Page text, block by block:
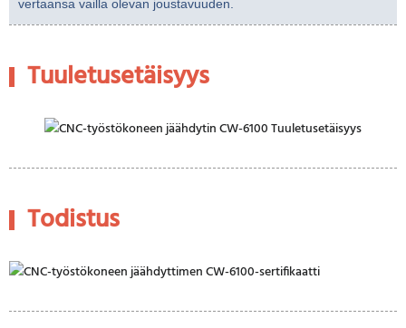
vertaansa vailla olevan joustavuuden.
Tuuletusetäisyys
Todistus